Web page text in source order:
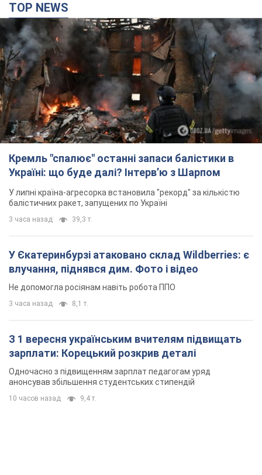
TOP NEWS
Кремль "спалює" останні запаси балістики в
Україні: що буде далі? Інтерв’ю з Шарпом
У липні країна-агресорка встановила "рекорд" за кількістю
балістичних ракет, запущених по Україні
3 часа назад 39,3 т.
У Єкатеринбурзі атаковано склад Wildberries: є
влучання, піднявся дим. Фото і відео
Не допомогла росіянам навіть робота ППО
3 часа назад 8,1 т.
З 1 вересня українським вчителям підвищать
зарплати: Корецький розкрив деталі
Одночасно з підвищенням зарплат педагогам уряд
анонсував збільшення студентських стипендій
10 часов назад 9,4 т.